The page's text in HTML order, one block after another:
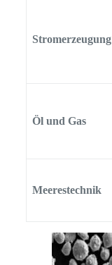
Stromerzeugung
Öl und Gas
Meerestechnik